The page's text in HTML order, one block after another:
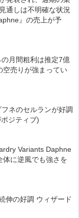
通しは不明確な状況
』の売上が予
月間粗利は推定7億
空売りが強まってい
ネのセルランが好調
ジティブ)
Variants Daphne
に逆風でも強さを
伸の好調 ウィザード